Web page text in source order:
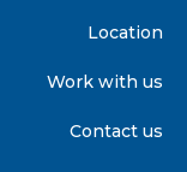
Location
Work with us
Contact us